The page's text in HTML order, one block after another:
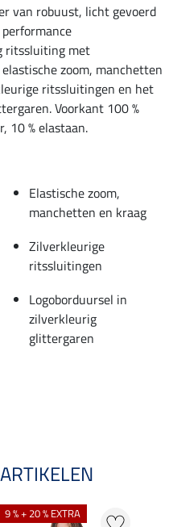
van robuust, licht gevoerd
ritssluiting met
zoom, manchetten
ritssluitingen en het
Voorkant 100 %
10 % elastaan.
Elastische zoom,
manchetten en kraag
Zilverkleurige
ritssluitingen
Logoborduursel in
zilverkleurig
glittergaren
9 % + 20 % EXTRA